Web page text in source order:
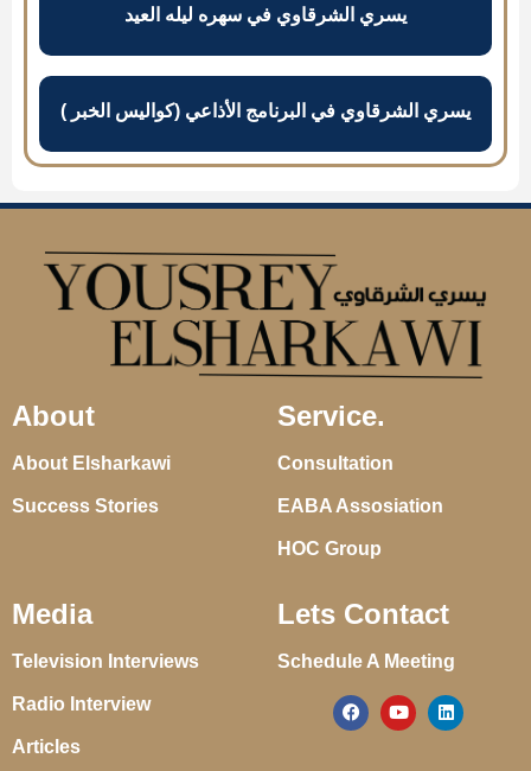
يسري الشرقاوي في سهره ليله العيد
يسري الشرقاوي في البرنامج الأذاعي (كواليس الخبر )
About
About Elsharkawi
Success Stories
Service.
Consultation
EABA Assosiation
HOC Group
Media
Television Interviews
Radio Interview
Articles
Lets Contact
Schedule A Meeting